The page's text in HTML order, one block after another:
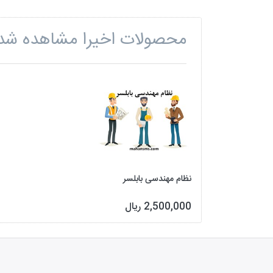
محصولات اخیرا مشاهده
نظام مهندسی بابلسر
2,500,000 ریال